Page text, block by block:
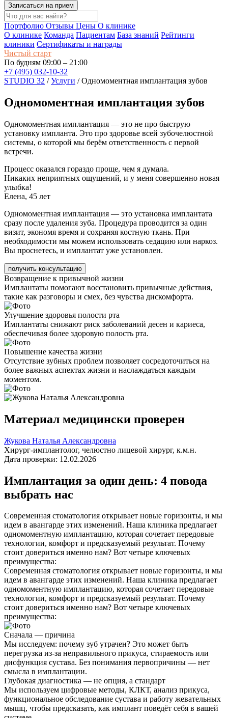
Записаться на прием
Портфолио Отзывы Цены О клинике
О клинике Команда Пациентам База знаний Рейтинги
клиники Сертификаты и награды
Чистый старт
По будням 09:00 – 21:00
+7 (495) 032-10-32
STUDIO 32 /Услуги /Одномоментная имплантация зубов
Одномоментная имплантация зубов
Одномоментная имплантация — это не про быструю
установку импланта. Это про здоровье всей зубочелюстной
системы, о которой мы берём ответственность с первой
встречи.
Процесс оказался гораздо проще, чем я думала.
Никаких неприятных ощущений, и у меня совершенно новая
улыбка!
Елена, 45 лет
Одномоментная имплантация — это установка имплантата
сразу после удаления зуба. Процедура проводится за один
визит, экономя время и сохраняя костную ткань. При
необходимости мы можем использовать седацию или наркоз.
Вы проснетесь, и имплантат уже установлен.
получить консультацию
Возвращение к привычной жизни
Имплантаты помогают восстановить привычные действия,
такие как разговоры и смех, без чувства дискомфорта.
Улучшение здоровья полости рта
Имплантаты снижают риск заболеваний десен и кариеса,
обеспечивая более здоровую полость рта.
Повышение качества жизни
Отсутствие зубных проблем позволяет сосредоточиться на
более важных аспектах жизни и наслаждаться каждым
моментом.
Материал медицински проверен
Жукова Наталья Александровна
Хирург-имплантолог, челюстно лицевой хирург, к.м.н.
Дата проверки: 12.02.2026
Имплантация за один день: 4 повода
выбрать нас
Современная стоматология открывает новые горизонты, и мы
идем в авангарде этих изменений. Наша клиника предлагает
одномоментную имплантацию, которая сочетает передовые
технологии, комфорт и предсказуемый результат. Почему
стоит довериться именно нам? Вот четыре ключевых
преимущества:
Современная стоматология открывает новые горизонты, и мы
идем в авангарде этих изменений. Наша клиника предлагает
одномоментную имплантацию, которая сочетает передовые
технологии, комфорт и предсказуемый результат. Почему
стоит довериться именно нам? Вот четыре ключевых
преимущества:
Сначала — причина
Мы исследуем: почему зуб утрачен? Это может быть
перегрузка из-за неправильного прикуса, стираемость или
дисфункция сустава. Без понимания первопричины — нет
смысла в имплантации.
Глубокая диагностика — не опция, а стандарт
Мы используем цифровые методы, КЛКТ, анализ прикуса,
функциональное обследование сустава и работу жевательных
мышц, чтобы предсказать, как имплант поведёт себя в вашей